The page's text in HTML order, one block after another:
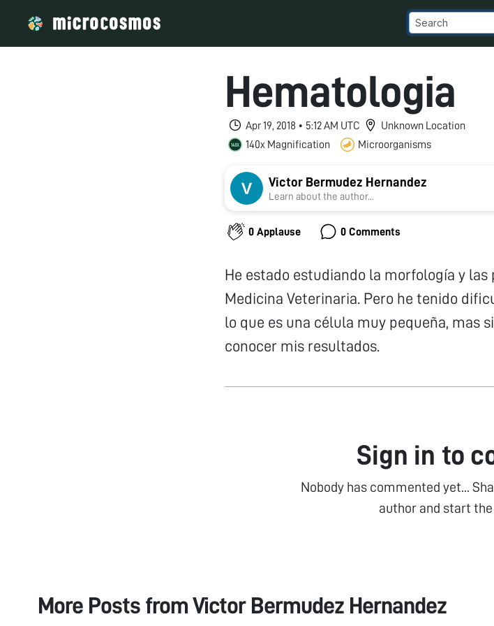
Hematologia
Apr 19, 2018 • 5:12 AM UTC
Unknown Location
140x Magnification
Microorganisms
Victor Bermudez Hernandez
Learn about the author...
0 Applause 0 Comments
He estado estudiando la morfología y
Medicina Veterinaria. Pero he tenido
lo que es una célula muy pequeña, mas
conocer mis resultados.
Sign in to
Nobody has commented yet...
author and start
More Posts fromVictor Bermudez Hernandez